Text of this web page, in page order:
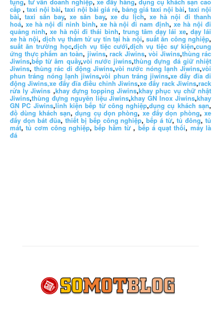
cấp, taxi nội bài, taxi nội bài giá rẻ, bảng giá taxi nội bài, taxi nội
bài,taxi sân bay,xe sân bay,xe du lịch, xe hà nội đi thanh
hoá, xe hà nội đi ninh bình, xe hà nội đi nam định,xe hà nội đi
quảng ninh,xe hà nội đi thái bình, trung tâm dạy lái xe, dạy lái
xe hà nội,dịch vụ thám tử uy tín tại hà nội,suất ăn công nghiệp,
suất ăn trường học,dịch vụ tiệc cưới,dịch vụ tiệc sự kiện,cung
ứng thực phẩm an toàn, jiwins, rack Jiwins, vòi Jiwins,thùng rác
Jiwins,bếp từ âm quầy,vòi nước jiwins,thùng đựng đá giữ nhiệt
Jiwins,thùng rác di động Jiwins,vòi nước nóng lạnh Jiwins,vòi
phun tráng nóng lạnh jiwins,vòi phun tráng jiwins,xe đẩy đĩa di
động Jiwins,xe đẩy đĩa điều chỉnh Jiwins,xe đẩy rack Jiwins,rack
rửa ly Jiwins ,khay đựng topping Jiwins,khay phục vụ chữ nhật
Jiwins,thùng đựng nguyên liệu Jiwins,khay GN Inox Jiwins,khay
GN PC Jiwins,linh kiện bếp từ công nghiệp,dụng cụ khách sạn,
đồ dùng khách sạn,dụng cụ dọn phòng,xe đẩy dọn phòng,xe
đẩy dọn bát đũa,thiết bị bếp công nghiệp,bếp á từ,tủ đông,tủ
mát,tủ cơm công nghiệp,bếp hầm từ ,bếp á quạt thổi, máy là
đá